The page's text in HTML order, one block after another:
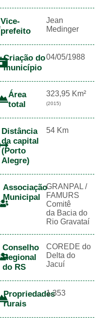
Vice-
prefeito
Jean
Medinger
Criação do
município
04/05/1988
Área
total
323,95 Km²
(2015)
Distância
da capital
(Porto
Alegre)
54 Km
Associação
Municipal
GRANPAL /
FAMURS
Comitê
da Bacia do
Rio Gravataí
Conselho
Regional
do RS
COREDE do
Delta do
Jacuí
Propriedades
rurais
1.353